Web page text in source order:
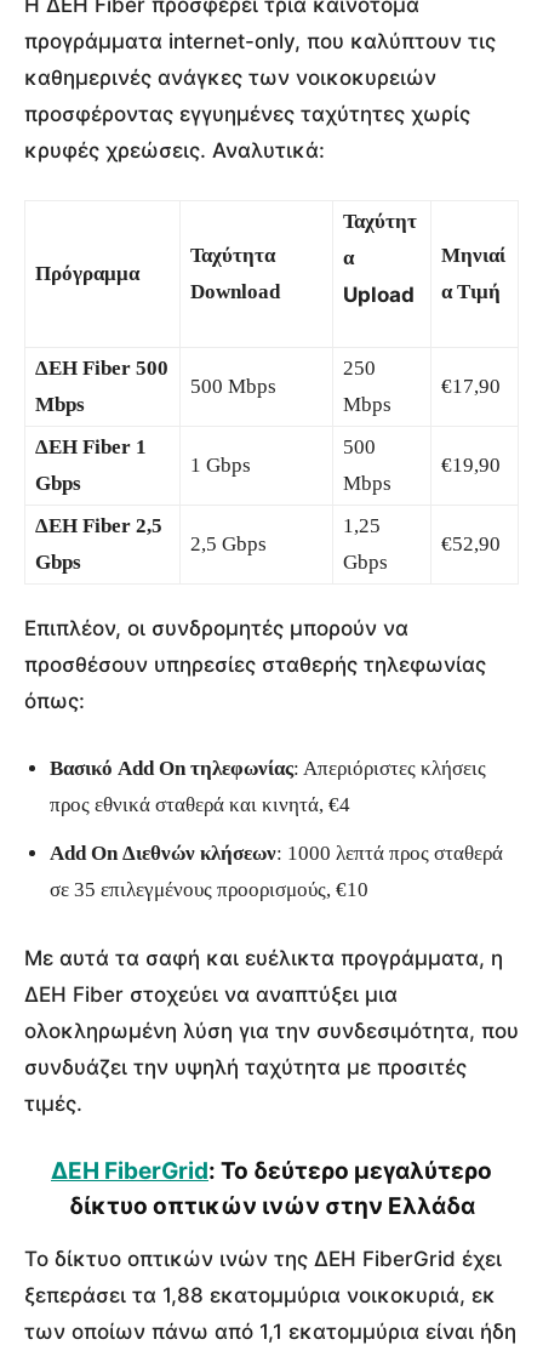
προγράμματα internet-only, που καλύπτουν τις
καθημερινές ανάγκες των νοικοκυρειών
προσφέροντας εγγυημένες ταχύτητες χωρίς
κρυφές χρεώσεις. Αναλυτικά:
Πρόγραμμα
Ταχύτητα
Download
Ταχύτητ
α
Upload
Μηνιαί
α Τιμή
ΔΕΗ Fiber 500
Mbps
500 Mbps
250
Mbps
€17,90
ΔΕΗ Fiber 1
Gbps
1 Gbps
500
Mbps
€19,90
ΔΕΗ Fiber 2,5
Gbps
2,5 Gbps
1,25
Gbps
€52,90
Επιπλέον, οι συνδρομητές μπορούν να
προσθέσουν υπηρεσίες σταθερής τηλεφωνίας
όπως:
Βασικό Add On τηλεφωνίας: Απεριόριστες κλήσεις
προς εθνικά σταθερά και κινητά, €4
Add On Διεθνών κλήσεων: 1000 λεπτά προς σταθερά
σε 35 επιλεγμένους προορισμούς, €10
Με αυτά τα σαφή και ευέλικτα προγράμματα, η
ΔΕΗ Fiber στοχεύει να αναπτύξει μια
ολοκληρωμένη λύση για την συνδεσιμότητα, που
συνδυάζει την υψηλή ταχύτητα με προσιτές
τιμές.
ΔΕΗ FiberGrid: Το δεύτερο μεγαλύτερο
δίκτυο οπτικών ινών στην Ελλάδα
Το δίκτυο οπτικών ινών της ΔΕΗ FiberGrid έχει
ξεπεράσει τα 1,88 εκατομμύρια νοικοκυριά, εκ
των οποίων πάνω από 1,1 εκατομμύρια είναι ήδη